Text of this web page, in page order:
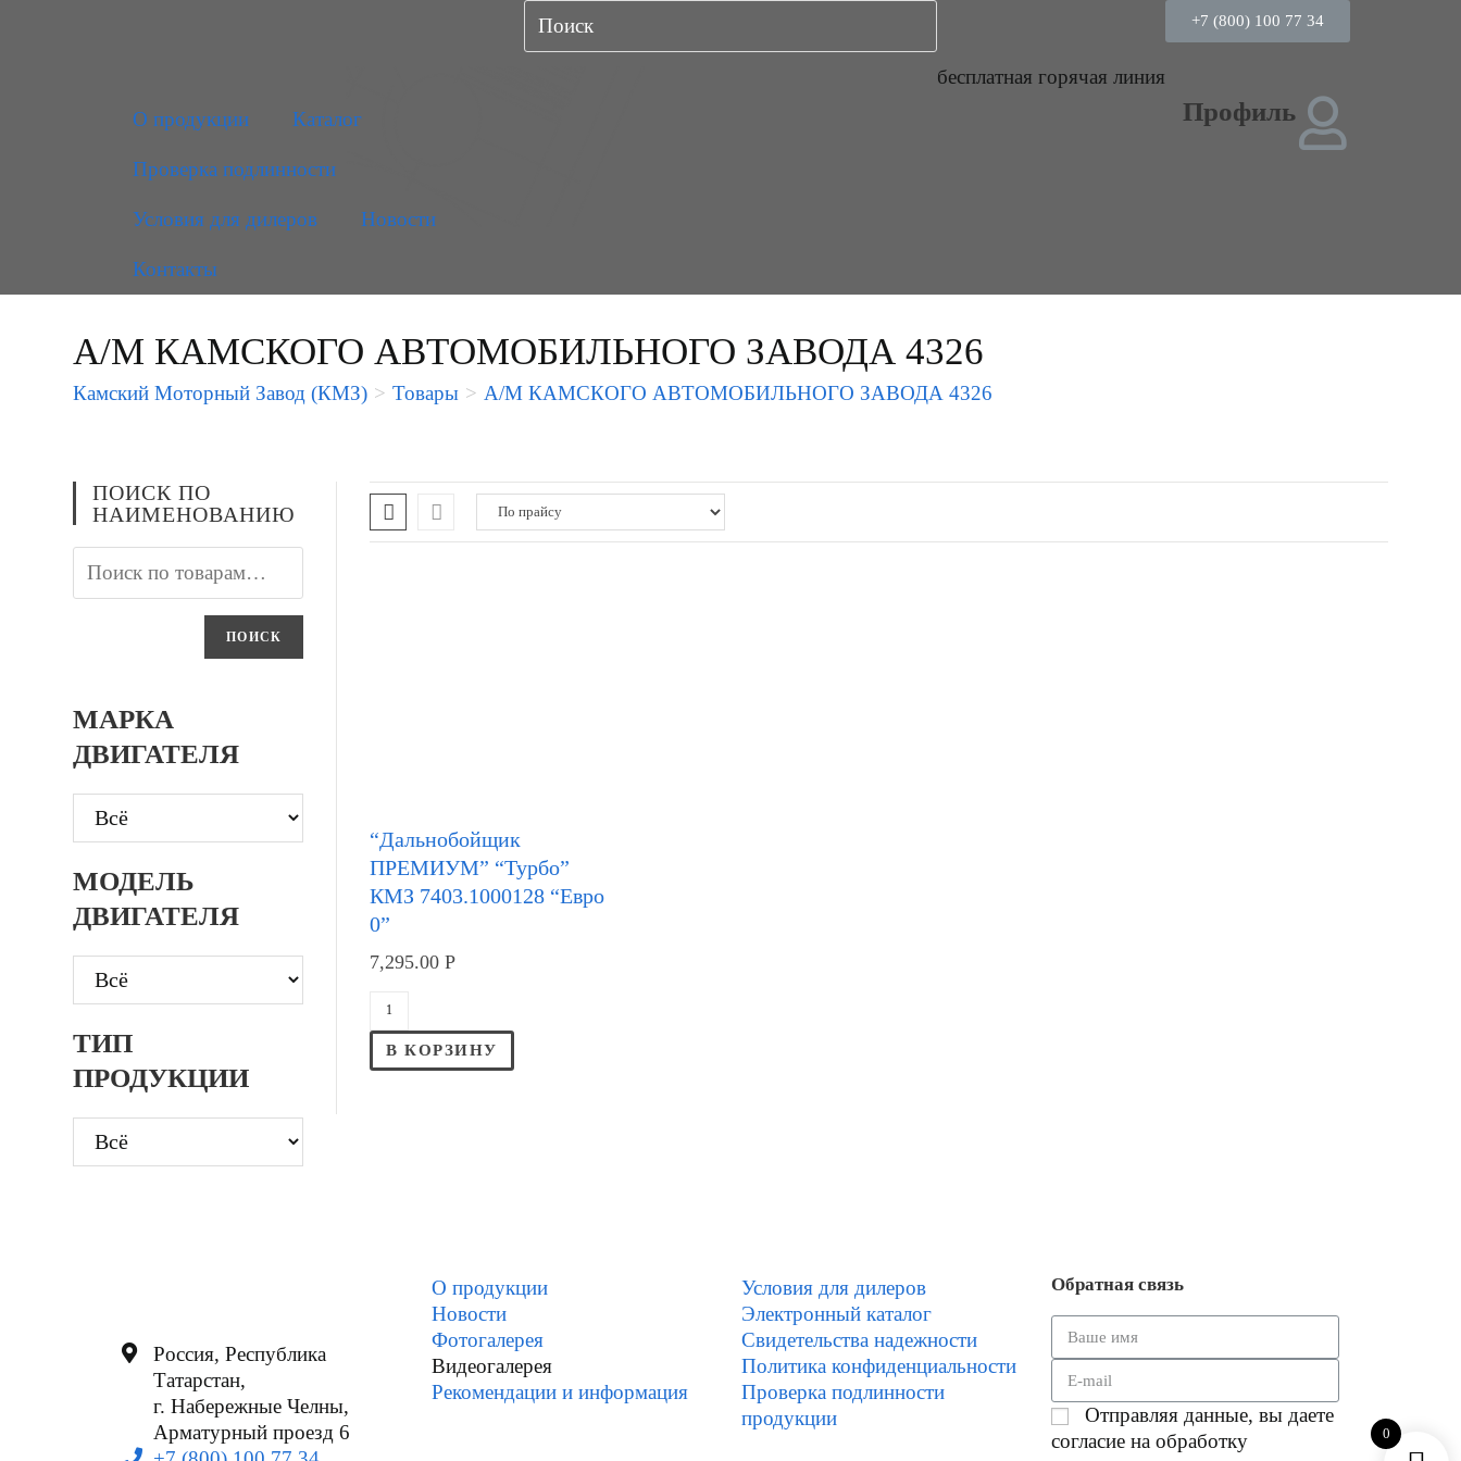
+7 (800) 100 77 34
бесплатная горячая линия
О продукции
Каталог
Проверка подлинности
Условия для дилеров Новости
Контакты
Профиль
А/М КАМСКОГО АВТОМОБИЛЬНОГО ЗАВОДА 4326
Камский Моторный Завод (КМЗ) > Товары > А/М КАМСКОГО АВТОМОБИЛЬНОГО ЗАВОДА 4326
ПОИСК ПО
НАИМЕНОВАНИЮ
ПОИСК
МАРКА
ДВИГАТЕЛЯ
МОДЕЛЬ
ДВИГАТЕЛЯ
ТИП
ПРОДУКЦИИ
“Дальнобойщик
ПРЕМИУМ” “Турбо”
КМЗ 7403.1000128 “Евро
0”
7,295.00Р
В КОРЗИНУ
Россия, Республика
Татарстан,
г. Набережные Челны,
Арматурный проезд 6
О продукции
Новости
Фотогалерея
Видеогалерея
Рекомендации и информация
Условия для дилеров
Электронный каталог
Свидетельства надежности
Политика конфиденциальности
Проверка подлинности
продукции
Обратная связь
Отправляя данные, вы даете
согласие на обработку
0